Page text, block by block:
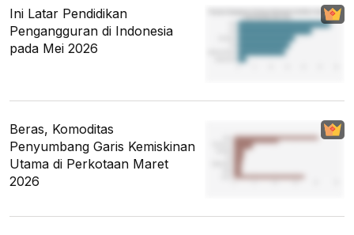
Ini Latar Pendidikan
Pengangguran di Indonesia
pada Mei 2026
Beras, Komoditas
Penyumbang Garis Kemiskinan
Utama di Perkotaan Maret
2026